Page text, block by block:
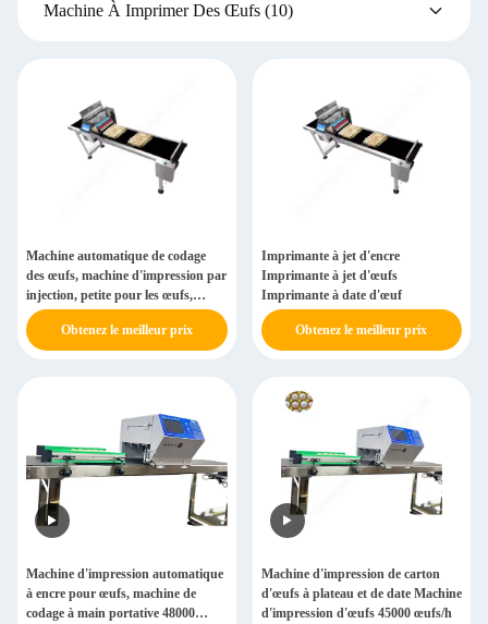
Machine À Imprimer Des Œufs (10)
Machine automatique de codage
des œufs, machine d'impression par
injection, petite pour les œufs,
machine d'impression de date
d'expirationObtenez le meilleur prix
Imprimante à jet d'encre
Imprimante à jet d'œufs
Imprimante à date d'œuf
Obtenez le meilleur prix
Machine d'impression automatique
à encre pour œufs, machine de
codage à main portative 48000
Machine d'impression de carton
d'œufs à plateau et de date Machine
d'impression d'œufs 45000 œufs/h